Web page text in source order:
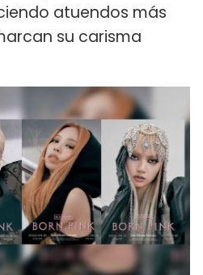
atuendos más
su carisma